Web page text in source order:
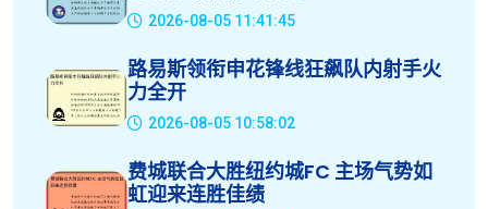
2026-08-05 11:41:45
路易斯领衔申花锋线狂飙队内射手火
力全开
2026-08-05 10:58:02
费城联合大胜纽约城FC 主场气势如
虹迎来连胜佳绩